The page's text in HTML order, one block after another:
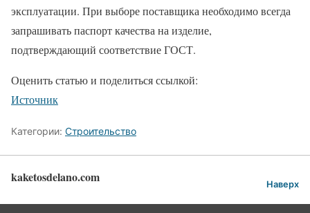
эксплуатации. При выборе поставщика необходимо всегда
запрашивать паспорт качества на изделие,
подтверждающий соответствие ГОСТ.
Оценить статью и поделиться ссылкой:
Источник
Категории: Строительство
kaketosdelano.com Наверх